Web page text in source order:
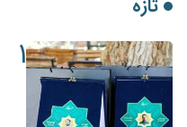
تازه
۱